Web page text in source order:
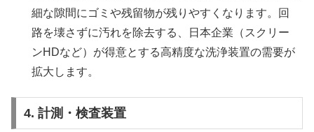
細な隙間にゴミや残留物が残りやすくなります。回
路を壊さずに汚れを除去する、日本企業（スクリー
ンHDなど）が得意とする高精度な洗浄装置の需要が
拡大します。
4. 計測・検査装置